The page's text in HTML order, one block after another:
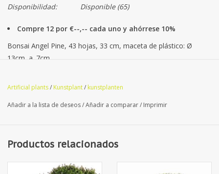
Disponibilidad:
Disponible(65)
Compre 12 por €--,-- cada uno y ahórrese 10%
Bonsai Angel Pine, 43 hojas, 33 cm, maceta de plástico: Ø
13cm, a. 7cm
Artificial plants/ Kunstplant/ kunstplanten
Añadir a la lista de deseos/Añadir a comparar/ Imprimir
Productos relacionados